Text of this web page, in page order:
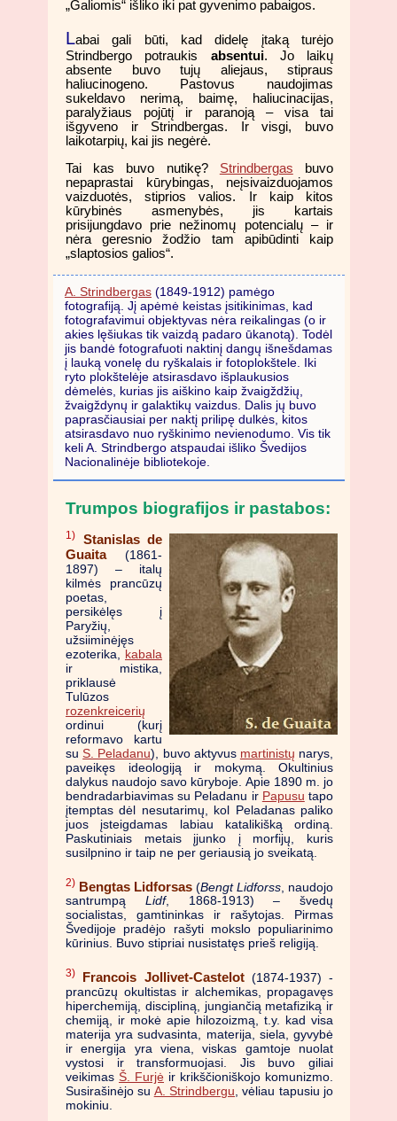
„Galiomis“ išliko iki pat gyvenimo pabaigos.
Labai gali būti, kad didelę įtaką turėjo
Strindbergo potraukis absentui. Jo laikų
absente buvo tujų aliejaus, stipraus
haliucinogeno. Pastovus naudojimas
sukeldavo nerimą, baimę, haliucinacijas,
paralyžiaus pojūtį ir paranoją – visa tai
išgyveno ir Strindbergas. Ir visgi, buvo
laikotarpių, kai jis negėrė.
Tai kas buvo nutikę? Strindbergas buvo
nepaprastai kūrybingas, neįsivaizduojamos
vaizduotės, stiprios valios. Ir kaip kitos
kūrybinės asmenybės, jis kartais
prisijungdavo prie nežinomų potencialų – ir
nėra geresnio žodžio tam apibūdinti kaip
„slaptosios galios“.
A. Strindbergas (1849-1912) pamėgo
fotografiją. Jį apėmė keistas įsitikinimas, kad
fotografavimui objektyvas nėra reikalingas (o ir
akies lęšiukas tik vaizdą padaro ūkanotą). Todėl
jis bandė fotografuoti naktinį dangų išnešdamas
į lauką vonelę du ryškalais ir fotoplokštele. Iki
ryto plokštelėje atsirasdavo išplaukusios
dėmelės, kurias jis aiškino kaip žvaigždžių,
žvaigždynų ir galaktikų vaizdus. Dalis jų buvo
paprasčiausiai per naktį prilipę dulkės, kitos
atsirasdavo nuo ryškinimo nevienodumo. Vis tik
keli A. Strindbergo atspaudai išliko Švedijos
Nacionalinėje bibliotekoje.
Trumpos biografijos ir pastabos:
1)
Stanislas de
Guaita(1861-
1897) – italų
kilmės prancūzų
poetas,
persikėlęs į
Paryžių,
užsiiminėjęs
ezoterika, kabala
ir mistika,
priklausė
Tulūzos
rozenkreicerių
ordinui (kurį
reformavo kartu
suS. Peladanu), buvo aktyvus martinistų narys,
paveikęs ideologiją ir mokymą. Okultinius
dalykus naudojo savo kūryboje. Apie 1890 m. jo
bendradarbiavimas su Peladanu ir Papusu tapo
įtemptas dėl nesutarimų, kol Peladanas paliko
juos įsteigdamas labiau katalikišką ordiną.
Paskutiniais metais įjunko į morfijų, kuris
susilpnino ir taip ne per geriausią jo sveikatą.
2) Bengtas Lidforsas (Bengt Lidforss , naudojo
santrumpą Lidf, 1868-1913) – švedų
socialistas, gamtininkas ir rašytojas. Pirmas
Švedijoje pradėjo rašyti mokslo populiarinimo
kūrinius. Buvo stipriai nusistatęs prieš religiją.
3) Francois Jollivet-Castelot(1874-1937) -
prancūzų okultistas ir alchemikas, propagavęs
hiperchemiją, discipliną, jungiančią metafiziką ir
chemiją, ir mokė apie hilozoizmą, t.y. kad visa
materija yra sudvasinta, materija, siela, gyvybė
ir energija yra viena, viskas gamtoje nuolat
vystosi ir transformuojasi. Jis buvo giliai
veikimas Š. Furjė ir krikščioniškojo komunizmo.
Susirašinėjo su A. Strindbergu , vėliau tapusiu jo
mokiniu.